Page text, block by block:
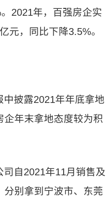
2021年，百强房企实
元，同比下降3.5%。
披露2021年年底拿地
年末拿地态度较为积
自2021年11月销售及
分别拿到宁波市、东莞